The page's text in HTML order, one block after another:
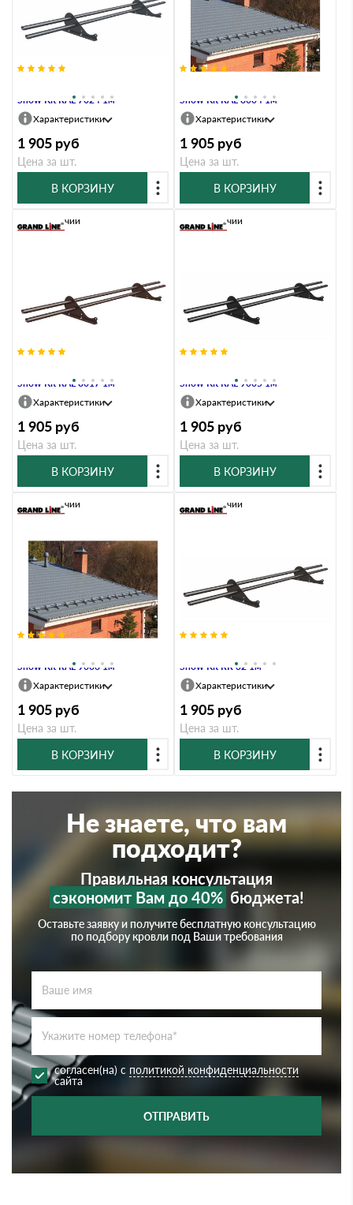
Snow Kit RAL 7024 1м
Характеристики
1 905 руб
Цена за шт.
В КОРЗИНУ
Snow Kit RAL 8004 1м
Характеристики
1 905 руб
Цена за шт.
В КОРЗИНУ
Snow Kit RAL 8017 1м
В наличии
Характеристики
1 905 руб
Цена за шт.
В КОРЗИНУ
Snow Kit RAL 9005 1м
В наличии
Характеристики
1 905 руб
Цена за шт.
В КОРЗИНУ
Snow Kit RAL 9006 1м
В наличии
Характеристики
1 905 руб
Цена за шт.
В КОРЗИНУ
Snow Kit RR 32 1м
В наличии
Характеристики
1 905 руб
Цена за шт.
В КОРЗИНУ
Не знаете, что вам
подходит?
Правильная консультация
сэкономит Вам до 40% бюджета!
Оставьте заявку и получите бесплатную консультацию
по подбору кровли под Ваши требования
согласен(на) с политикой конфиденциальности
сайта
ОТПРАВИТЬ